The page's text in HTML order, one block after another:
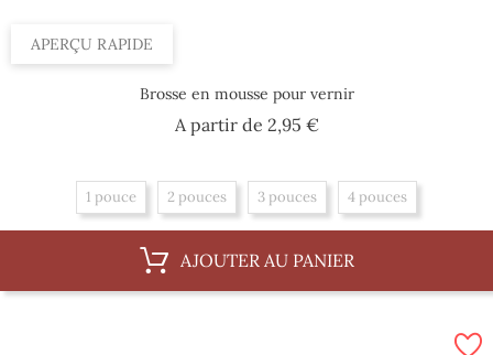
APERÇU RAPIDE
Brosse en mousse pour vernir
A partir de 2,95 €Prix
1 pouce 2 pouces 3 pouces 4 pouces
AJOUTER AU PANIER